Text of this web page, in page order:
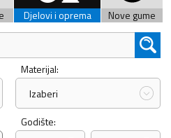
Djelovi i oprema Nove gume
Materijal:
Izaberi
Godište: